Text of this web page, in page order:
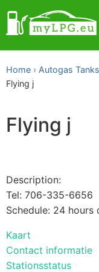
Home Autogas
Flying j
Flying j
Description:
Tel: 706-335-6656
Schedule: 24 hours
Kaart
Contact informatie
Stationsstatus